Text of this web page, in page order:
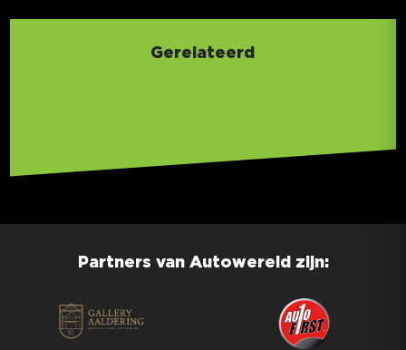
Gerelateerd
Partners van Autowereld zijn: